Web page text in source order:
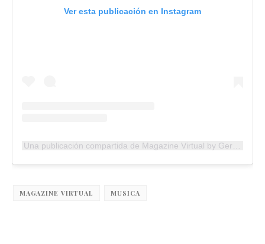
Ver esta publicación en Instagram
MAGAZINE VIRTUAL MUSICA